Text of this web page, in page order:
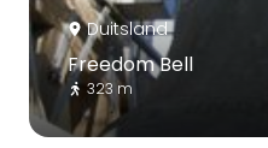
Duitsland
Freedom Bell
323 m